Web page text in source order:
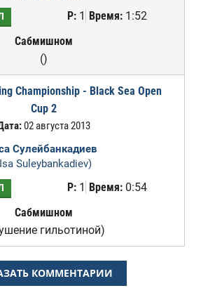
Р:1 Время:1:52
Сабмишном
()
Championship - Black Sea Open
Cup 2
02 августа 2013
Сулейбанкадиев
Suleybankadiev)
Р:1 Время:0:54
Сабмишном
гильотиной)
КОММЕНТАРИИ